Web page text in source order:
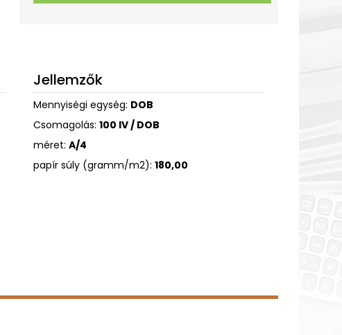
Jellemzők
Mennyiségi egység: DOB
Csomagolás: 100 IV / DOB
méret: A/4
papír súly (gramm/m2): 180,00